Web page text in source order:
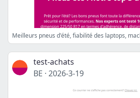
test-achats
BE · 2026-3-19